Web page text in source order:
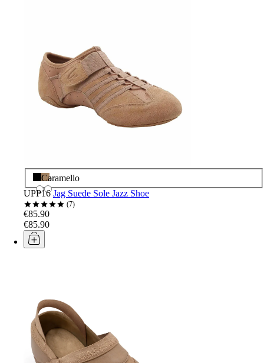
Nero
Caramello
UPP16 Jag Suede Sole Jazz Shoe
7
€85.90
€85.90